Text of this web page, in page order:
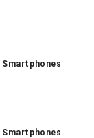
Smartphones
Smartphones